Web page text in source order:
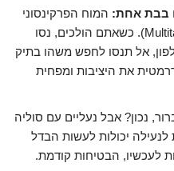
בבת אחת: המוח הפרקינסוני
מתקשה בריבוי משימות (Multitasking). כשאתם הולכים, נסו
אל תנסו לחפש משהו בתיק
את היציבות ומפחית
נכון? אבל נעליים עם סוליה
יכולות לעשות הבדל
לעכשיו, הבטיחות קודמת.